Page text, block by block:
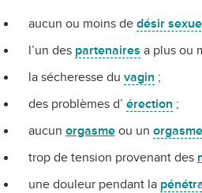
aucun ou moins de désir
l’un des partenaires a plus ou
la sécheresse du vagin ;
des problèmes d’ érection ;
aucun orgasme ou un orgasme
trop de tension provenant des
une douleur pendant la